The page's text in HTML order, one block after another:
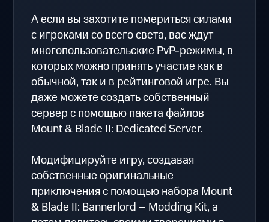
А если вы захотите помериться силами
с игроками со всего света, вас ждут
многопользовательские PvP-режимы, в
которых можно принять участие как в
обычной, так и в рейтинговой игре. Вы
даже можете создать собственный
сервер с помощью пакета файлов
Mount & Blade II: Dedicated Server.
Модифицируйте игру, создавая
собственные оригинальные
приключения с помощью набора Mount
& Blade II: Bannerlord – Modding Kit, а